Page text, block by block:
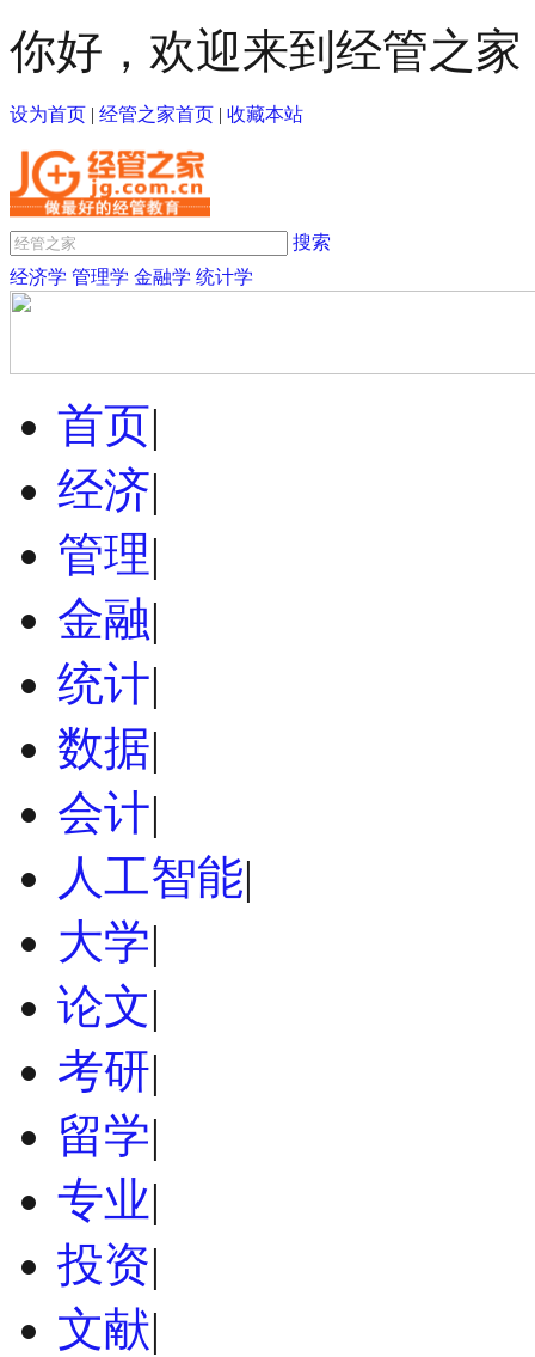
你好，欢迎来到经管之家
设为首页 | 经管之家首页 | 收藏本站
搜索
经济学 管理学 金融学 统计学
首页|
经济|
管理|
金融|
统计|
数据|
会计|
人工智能|
大学|
论文|
考研|
留学|
专业|
投资|
文献|